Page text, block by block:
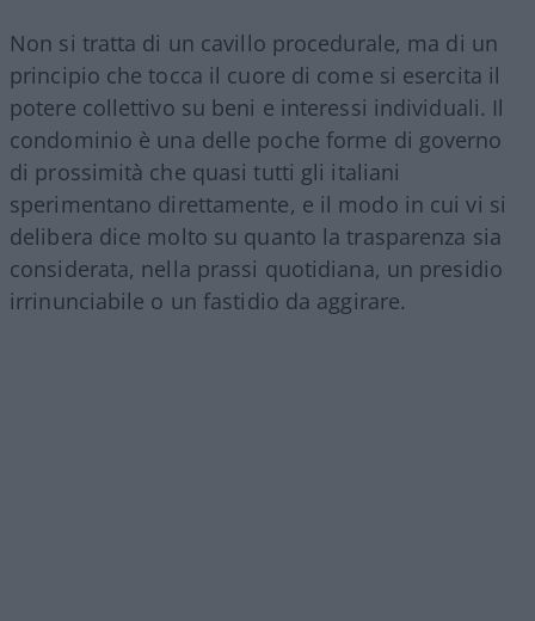
Non si tratta di un cavillo procedurale, ma di un
principio che tocca il cuore di come si esercita il
potere collettivo su beni e interessi individuali. Il
condominio è una delle poche forme di governo
di prossimità che quasi tutti gli italiani
sperimentano direttamente, e il modo in cui vi si
delibera dice molto su quanto la trasparenza sia
considerata, nella prassi quotidiana, un presidio
irrinunciabile o un fastidio da aggirare.